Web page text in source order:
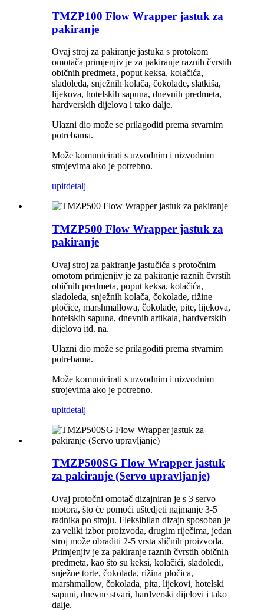
TMZP100 Flow Wrapper jastuk za
pakiranje
Ovaj stroj za pakiranje jastuka s protokom
omotača primjenjiv je za pakiranje raznih čvrstih
običnih predmeta, poput keksa, kolačića,
sladoleda, snježnih kolača, čokolade, slatkiša,
lijekova, hotelskih sapuna, dnevnih predmeta,
hardverskih dijelova i tako dalje.
Ulazni dio može se prilagoditi prema stvarnim
potrebama.
Može komunicirati s uzvodnim i nizvodnim
strojevima ako je potrebno.
upitdetalj
TMZP500 Flow Wrapper jastuk za
pakiranje
Ovaj stroj za pakiranje jastučića s protočnim
omotom primjenjiv je za pakiranje raznih čvrstih
običnih predmeta, poput keksa, kolačića,
sladoleda, snježnih kolača, čokolade, rižine
pločice, marshmallowa, čokolade, pite, lijekova,
hotelskih sapuna, dnevnih artikala, hardverskih
dijelova itd. na.
Ulazni dio može se prilagoditi prema stvarnim
potrebama.
Može komunicirati s uzvodnim i nizvodnim
strojevima ako je potrebno.
upitdetalj
TMZP500SG Flow Wrapper jastuk
za pakiranje (Servo upravljanje)
Ovaj protočni omotač dizajniran je s 3 servo
motora, što će pomoći uštedjeti najmanje 3-5
radnika po stroju. Fleksibilan dizajn sposoban je
za veliki izbor proizvoda, drugim riječima, jedan
stroj može obraditi 2-5 vrsta sličnih proizvoda.
Primjenjiv je za pakiranje raznih čvrstih običnih
predmeta, kao što su keksi, kolačići, sladoledi,
snježne torte, čokolada, rižina pločica,
marshmallow, čokolada, pita, lijekovi, hotelski
sapuni, dnevne stvari, hardverski dijelovi i tako
dalje.